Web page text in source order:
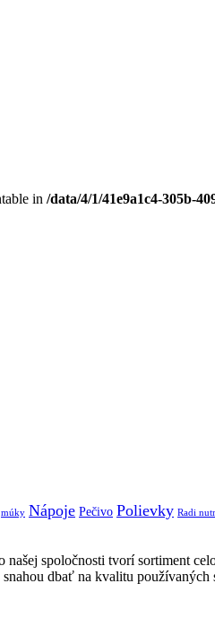
in /data/4/1/41e9a1c4-305b-
múky Nápoje Pečivo Polievky Radi
spoločnosti tvorí sortiment
dbať na kvalitu